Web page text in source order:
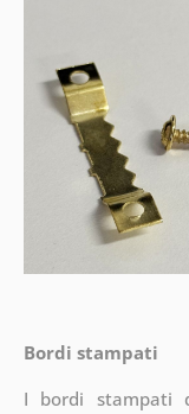
Bordi stampati
I bordi stampati